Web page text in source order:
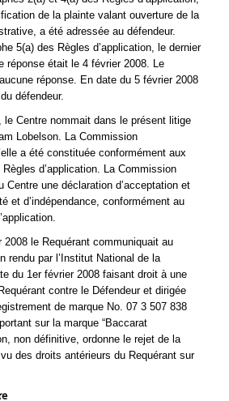
de la plainte valant ouverture de la
a été adressée au défendeur.
5(a) des Règles d’application, le dernier
réponse était le 4 février 2008. Le
réponse. En date du 5 février 2008
défendeur.
le Centre nommait dans le présent litige
Lobelson. La Commission
a été constituée conformément aux
d’application. La Commission
Centre une déclaration d’acceptation et
et d’indépendance, conformément au
le Requérant communiquait au
rendu par l’Institut National de la
du 1er février 2008 faisant droit à une
contre le Défendeur et dirigée
de marque No. 07 3 507 838
sur la marque “Baccarat
non définitive, ordonne le rejet de la
des droits antérieurs du Requérant sur